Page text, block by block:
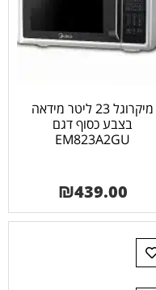
מיקרוגל 23 ליטר מידאה
בצבע כסוף דגם
EM823A2GU
₪439.00